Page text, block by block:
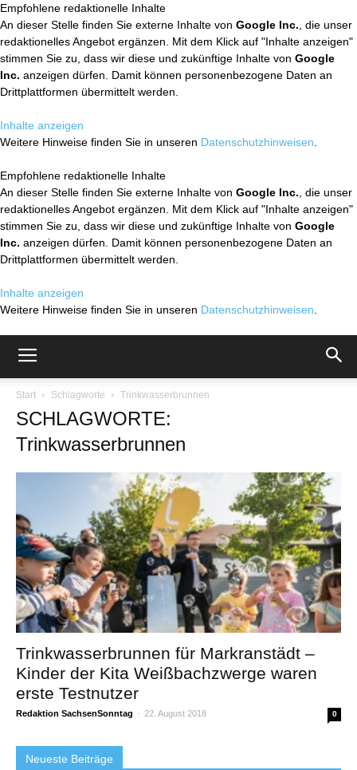
Empfohlene redaktionelle Inhalte
An dieser Stelle finden Sie externe Inhalte von Google Inc. , die unser
redaktionelles Angebot ergänzen. Mit dem Klick auf "Inhalte anzeigen"
stimmen Sie zu, dass wir diese und zukünftige Inhalte von Google
Inc. anzeigen dürfen. Damit können personenbezogene Daten an
Drittplattformen übermittelt werden.
Inhalte anzeigen
Weitere Hinweise finden Sie in unseren Datenschutzhinweisen
Empfohlene redaktionelle Inhalte
An dieser Stelle finden Sie externe Inhalte von Google Inc. , die unser
redaktionelles Angebot ergänzen. Mit dem Klick auf "Inhalte anzeigen"
stimmen Sie zu, dass wir diese und zukünftige Inhalte von Google
Inc. anzeigen dürfen. Damit können personenbezogene Daten an
Drittplattformen übermittelt werden.
Inhalte anzeigen
Weitere Hinweise finden Sie in unseren Datenschutzhinweisen
Start Schlagworte Trinkwasserbrunnen
SCHLAGWORTE:
Trinkwasserbrunnen
Trinkwasserbrunnen für Markranstädt –
Kinder der Kita Weißbachzwerge waren
erste Testnutzer
Redaktion SachsenSonntag - 22. August 2018 0
Neueste Beiträge